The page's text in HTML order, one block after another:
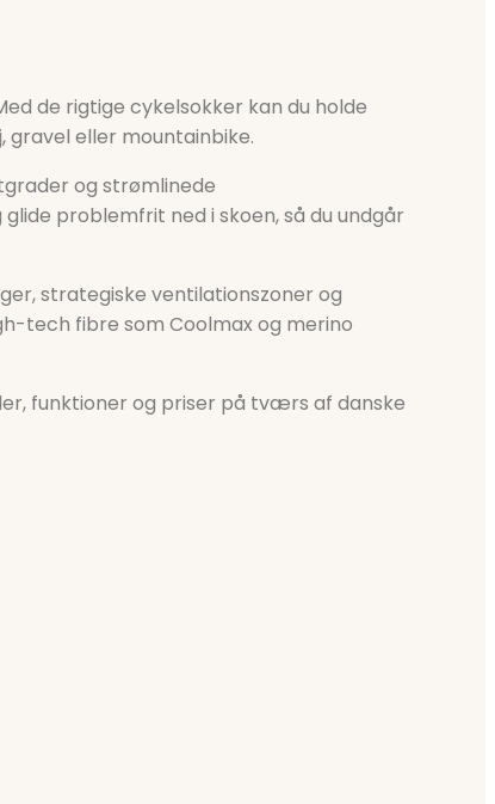
de rigtige cykelsokker kan du holde
eller mountainbike.
og strømlinede
problemfrit ned i skoen, så du undgår
strategiske ventilationszoner og
tech fibre som Coolmax og merino
funktioner og priser på tværs af danske